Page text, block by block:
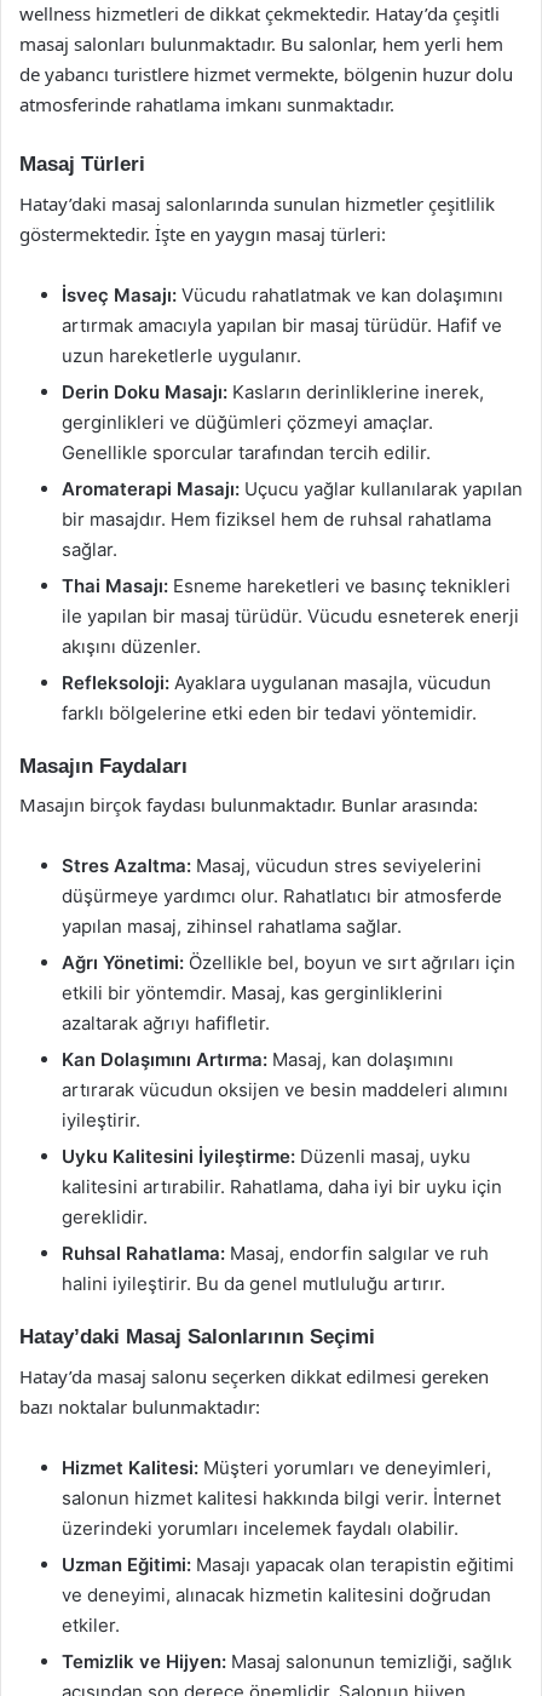
wellness hizmetleri de dikkat çekmektedir. Hatay’da çeşitli
masaj salonları bulunmaktadır. Bu salonlar, hem yerli hem
de yabancı turistlere hizmet vermekte, bölgenin huzur dolu
atmosferinde rahatlama imkanı sunmaktadır.
Masaj Türleri
Hatay’daki masaj salonlarında sunulan hizmetler çeşitlilik
göstermektedir. İşte en yaygın masaj türleri:
İsveç Masajı: Vücudu rahatlatmak ve kan dolaşımını
artırmak amacıyla yapılan bir masaj türüdür. Hafif ve
uzun hareketlerle uygulanır.
Derin Doku Masajı: Kasların derinliklerine inerek,
gerginlikleri ve düğümleri çözmeyi amaçlar.
Genellikle sporcular tarafından tercih edilir.
Aromaterapi Masajı: Uçucu yağlar kullanılarak yapılan
bir masajdır. Hem fiziksel hem de ruhsal rahatlama
sağlar.
Thai Masajı: Esneme hareketleri ve basınç teknikleri
ile yapılan bir masaj türüdür. Vücudu esneterek enerji
akışını düzenler.
Refleksoloji: Ayaklara uygulanan masajla, vücudun
farklı bölgelerine etki eden bir tedavi yöntemidir.
Masajın Faydaları
Masajın birçok faydası bulunmaktadır. Bunlar arasında:
Stres Azaltma: Masaj, vücudun stres seviyelerini
düşürmeye yardımcı olur. Rahatlatıcı bir atmosferde
yapılan masaj, zihinsel rahatlama sağlar.
Ağrı Yönetimi: Özellikle bel, boyun ve sırt ağrıları için
etkili bir yöntemdir. Masaj, kas gerginliklerini
azaltarak ağrıyı hafifletir.
Kan Dolaşımını Artırma: Masaj, kan dolaşımını
artırarak vücudun oksijen ve besin maddeleri alımını
iyileştirir.
Uyku Kalitesini İyileştirme: Düzenli masaj, uyku
kalitesini artırabilir. Rahatlama, daha iyi bir uyku için
gereklidir.
Ruhsal Rahatlama: Masaj, endorfin salgılar ve ruh
halini iyileştirir. Bu da genel mutluluğu artırır.
Hatay’daki Masaj Salonlarının Seçimi
Hatay’da masaj salonu seçerken dikkat edilmesi gereken
bazı noktalar bulunmaktadır:
Hizmet Kalitesi: Müşteri yorumları ve deneyimleri,
salonun hizmet kalitesi hakkında bilgi verir. İnternet
üzerindeki yorumları incelemek faydalı olabilir.
Uzman Eğitimi: Masajı yapacak olan terapistin eğitimi
ve deneyimi, alınacak hizmetin kalitesini doğrudan
etkiler.
Temizlik ve Hijyen: Masaj salonunun temizliği, sağlık
açısından son derece önemlidir. Salonun hijyen